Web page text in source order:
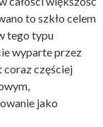
to szkło celem
tego typu
wyparte przez
coraz częściej
jako